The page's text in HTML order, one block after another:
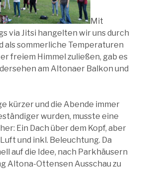
Mit
via Jitsi hangelten wir uns durch
als sommerliche Temperaturen
freiem Himmel zuließen, gab es
am Altonaer Balkon und
kürzer und die Abende immer
wurden, musste eine
Ein Dach über dem Kopf, aber
und inkl. Beleuchtung. Da
auf die Idee, nach Parkhäusern
Altona-Ottensen Ausschau zu